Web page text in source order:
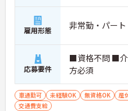
雇用形態 非常勤・パー
応募要件
■資格不問 ■介
方必須
車通勤可 未経験OK 無資格OK
産
交通費支給